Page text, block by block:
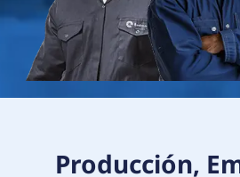
Producción,